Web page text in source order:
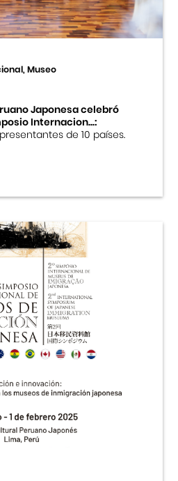
Museo
Japonesa celebró
Internacion...:
de 10 países.